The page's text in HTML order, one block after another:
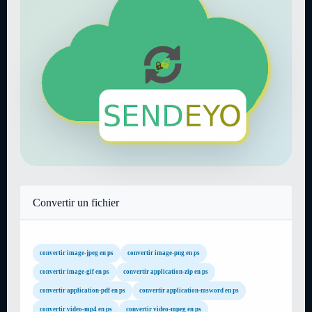
Convertir un fichier
convertir image-jpeg en ps convertir image-png en ps
convertir image-gif en ps convertir application-zip en ps
convertir application-pdf en ps convertir application-msword en ps
convertir video-mp4 en ps convertir video-mpeg en ps